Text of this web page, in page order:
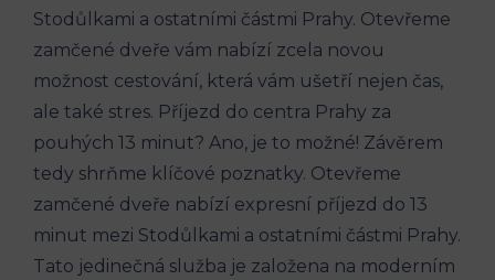
Stodůlkami a​ ostatními částmi Prahy. Otevřeme
zamčené ‌dveře vám nabízí zcela novou
možnost cestování, která vám ušetří nejen čas,
ale také stres. Příjezd do ⁣centra Prahy za
pouhých 13 minut? Ano, je to možné! Závěrem
tedy shrňme⁢ klíčové poznatky. Otevřeme
zamčené dveře nabízí expresní⁣ příjezd do 13
minut mezi Stodůlkami a ostatními částmi Prahy.‌
Tato jedinečná služba ‍je založena na moderním